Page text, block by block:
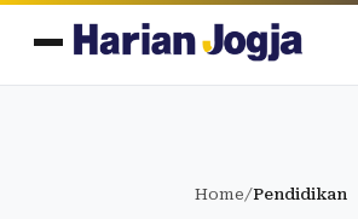
Home/Pendidikan